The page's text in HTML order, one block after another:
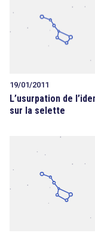
19/01/2011
L’usurpation de
sur la selette